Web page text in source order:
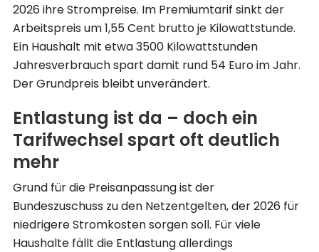
2026 ihre Strompreise. Im Premiumtarif sinkt der
Arbeitspreis um 1,55 Cent brutto je Kilowattstunde.
Ein Haushalt mit etwa 3500 Kilowattstunden
Jahresverbrauch spart damit rund 54 Euro im Jahr.
Der Grundpreis bleibt unverändert.
Entlastung ist da – doch ein
Tarifwechsel spart oft deutlich
mehr
Grund für die Preisanpassung ist der
Bundeszuschuss zu den Netzentgelten, der 2026 für
niedrigere Stromkosten sorgen soll. Für viele
Haushalte fällt die Entlastung allerdings